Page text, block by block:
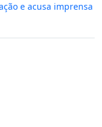
e acusa imprensa